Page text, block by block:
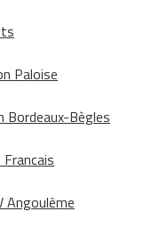
Paloise
Bordeaux-Bègles
Angoulême